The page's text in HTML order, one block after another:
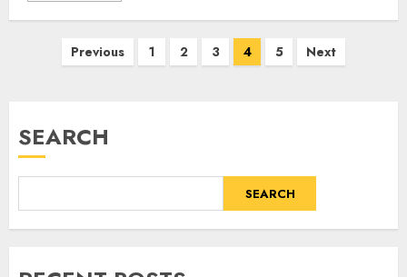
Previous 1 2 3 4 5 Next
SEARCH
SEARCH